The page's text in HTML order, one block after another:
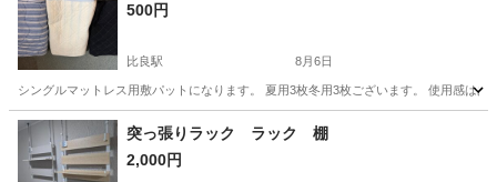
500円
比良駅 8月6日
シングルマットレス用敷パットになります。 夏用3枚冬用3枚ございます。 使用感は
愛知 北名古屋市 比良駅 ベッド
突っ張りラック ラック 棚
2,000円